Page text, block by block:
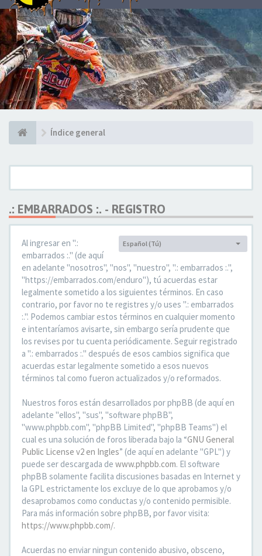
Índice general
.: EMBARRADOS :. - REGISTRO
Idioma:
Español (Tú)
Al ingresar en ".:
embarrados :." (de aquí
en adelante "nosotros", "nos", "nuestro", ".: embarrados :.",
"https://embarrados.com/enduro"), tú acuerdas estar
legalmente sometido a los siguientes términos. En caso
contrario, por favor no te registres y/o uses ".: embarrados
:.". Podemos cambiar estos términos en cualquier momento
e intentaríamos avisarte, sin embargo sería prudente que
los revises por tu cuenta periódicamente. Seguir registrado
a ".: embarrados :." después de esos cambios significa que
acuerdas estar legalmente sometido a esos nuevos
términos tal como fueron actualizados y/o reformados.
Nuestros foros están desarrollados por phpBB (de aquí en
adelante "ellos", "sus", "software phpBB",
"www.phpbb.com", "phpBB Limited", "phpBB Teams") el
cual es una solución de foros liberada bajo la “GNU General
Public License v2 en Ingles” (de aquí en adelante "GPL") y
puede ser descargada de www.phpbb.com. El software
phpBB solamente facilita discusiones basadas en Internet y
la GPL estrictamente los excluye de lo que aprobamos y/o
desaprobamos como conductas y/o contenido permisible.
Para más información sobre phpBB, por favor visita:
https://www.phpbb.com/.
Acuerdas no enviar ningun contenido abusivo, obsceno,